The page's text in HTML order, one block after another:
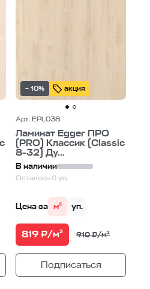
– 10% акция
Арт. EPL038
Ламинат Egger ПРО
(PRO) Классик (Classic
8-32) Ду...
В наличии
Осталось 0 уп.
Цена за м² уп.
819 ₽/м² 910 ₽/м²
Подписаться